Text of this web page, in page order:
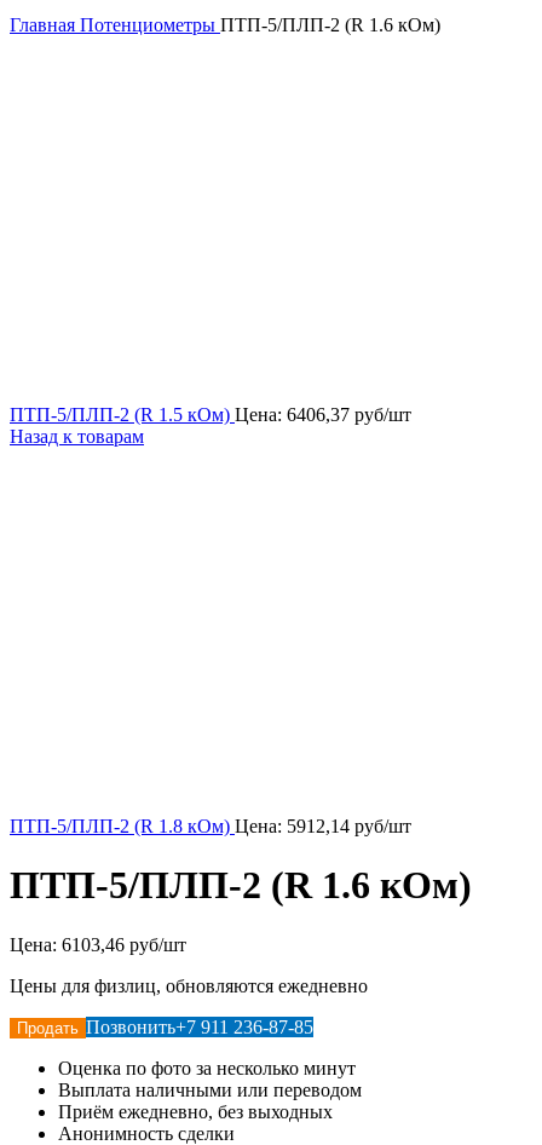
Главная Потенциометры ПТП-5/ПЛП-2 (R 1.6 кОм)
ПТП-5/ПЛП-2 (R 1.5 кОм) Цена: 6406,37 руб/шт
Назад к товарам
ПТП-5/ПЛП-2 (R 1.8 кОм) Цена: 5912,14 руб/шт
ПТП-5/ПЛП-2 (R 1.6 кОм)
Цена: 6103,46 руб/шт
Цены для физлиц, обновляются ежедневно
Продать Позвонить+7 911 236-87-85
Оценка по фото за несколько минут
Выплата наличными или переводом
Приём ежедневно, без выходных
Анонимность сделки